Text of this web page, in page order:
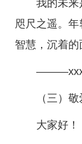
我的未
咫尺之遥。
智慧，沉着的
———xxx
（三）
大家好！